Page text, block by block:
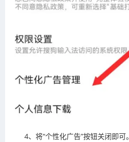
4、将“个性化广告”按钮关闭即可。